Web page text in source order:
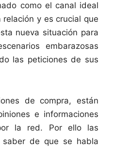
como el canal ideal
y es crucial que
nueva situación para
embarazosas
las peticiones de sus
de compra, están
e informaciones
la red. Por ello las
saber de que se habla